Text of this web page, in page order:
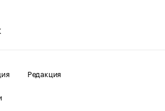
Редакция